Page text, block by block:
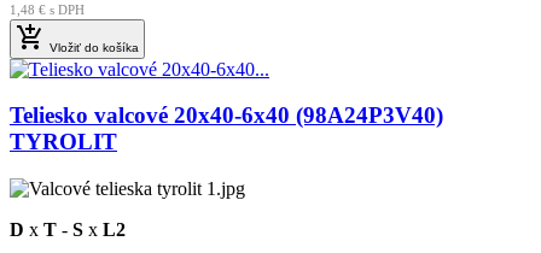
1,48 € s DPH
 Vložiť do košíka
Teliesko valcové 20x40-6x40 (98A24P3V40)
TYROLIT
D x T - S x L2